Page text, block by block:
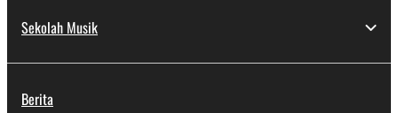
Sekolah Musik
Berita